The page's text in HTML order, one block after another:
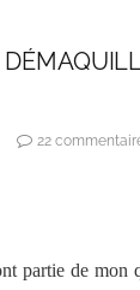
22
partie de mon